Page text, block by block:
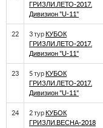
ГРИЗЛИ.ЛЕТО-2017.
Дивизион "U-11"
22 3 турКУБОК
ГРИЗЛИ.ЛЕТО-2017.
Дивизион "U-11"
23 5 турКУБОК
ГРИЗЛИ.ЛЕТО-2017.
Дивизион "U-11"
24 2 турКУБОК
ГРИЗЛИ.ВЕСНА-2018